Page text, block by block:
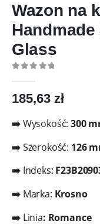
Wazon na
Glass
185,63 zł
➡️Wysokość:300
➡️Szerokość: 126
➡️ Indeks:
➡️ Marka: Krosno
➡️ Linia: Romance